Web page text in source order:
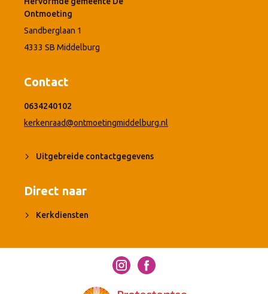
Ontmoeting
Sandberglaan 1
4333 SB Middelburg
Contact
0634240102
kerkenraad@ontmoetingmiddelburg.nl
Uitgebreide contactgegevens
Direct naar
Kerkdiensten